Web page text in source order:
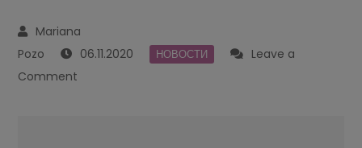
06.11.2020 НОВОСТИ
Leave a
Comment